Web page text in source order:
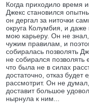
Когда приходило время
Джекс становился
он дергал за ниточки
округа Колумбия, и
мою карьеру. Он не
чужим правилам, и
собиралась позволять
не собирался позволять
что была не в силах
достаточно, отказ
рассмотрит. Он не
доставит большое
нырнула к ним...